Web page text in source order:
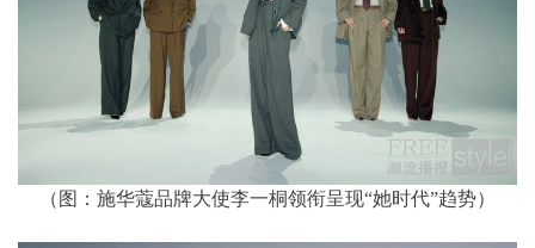
（图：施华蔻品牌大使李一桐领衔呈现“她时代”趋势）